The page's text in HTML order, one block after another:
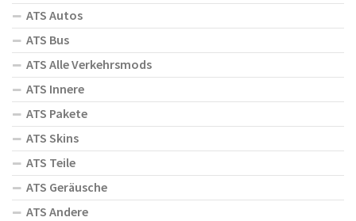
ATS Autos
ATS Bus
ATS Alle Verkehrsmods
ATS Innere
ATS Pakete
ATS Skins
ATS Teile
ATS Geräusche
ATS Andere